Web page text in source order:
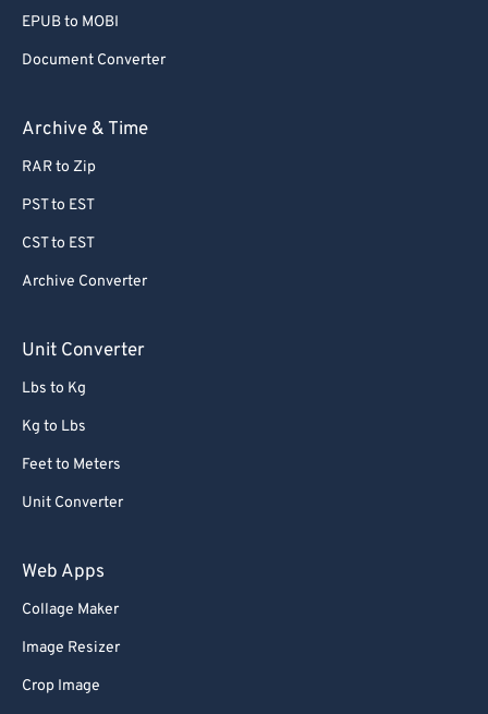
EPUB to MOBI
Document Converter
Archive & Time
RAR to Zip
PST to EST
CST to EST
Archive Converter
Unit Converter
Lbs to Kg
Kg to Lbs
Feet to Meters
Unit Converter
Web Apps
Collage Maker
Image Resizer
Crop Image